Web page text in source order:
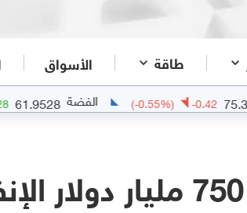
طاقة الأسواق
(-0.55%) الفضة 61.9528
+2.4428
%)
سويس ري: 750